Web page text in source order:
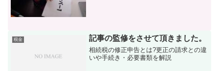
税金 記事の監修をさせて頂きました。
相続税の修正申告とは?更正の請求との違
いや手続き・必要書類を解説